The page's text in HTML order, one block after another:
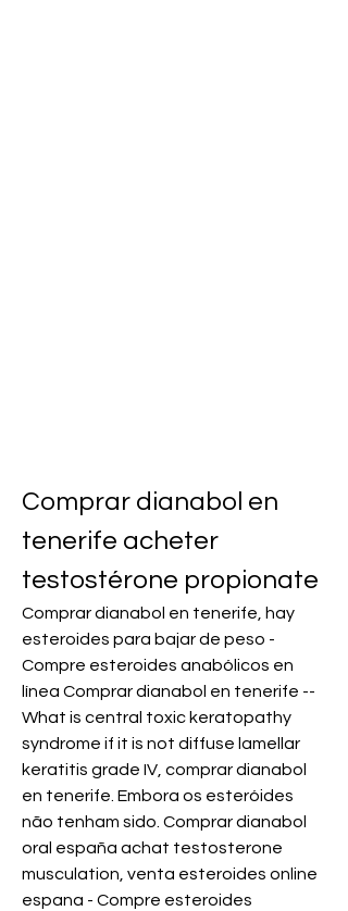
Comprar dianabol en
tenerife acheter
testostérone propionate
Comprar dianabol en tenerife, hay
esteroides para bajar de peso -
Compre esteroides anabólicos en
línea Comprar dianabol en tenerife --
What is central toxic keratopathy
syndrome if it is not diffuse lamellar
keratitis grade IV, comprar dianabol
en tenerife. Embora os esteróides
não tenham sido. Comprar dianabol
oral españa achat testosterone
musculation, venta esteroides online
espana - Compre esteroides